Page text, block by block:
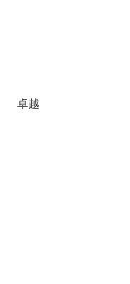
卓越